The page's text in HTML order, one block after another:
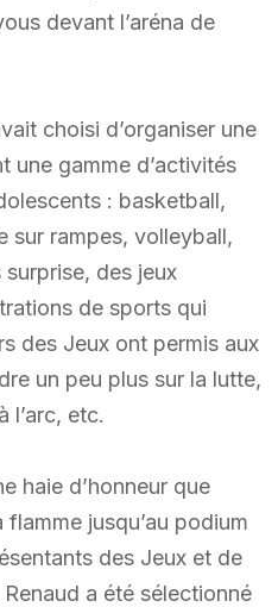
devant l’aréna de
choisi d’organiser une
une gamme d’activités
: basketball,
sur rampes, volleyball,
des jeux
de sports qui
des Jeux ont permis aux
un peu plus sur la lutte,
l’arc, etc.
haie d’honneur que
jusqu’au podium
des Jeux et de
a été sélectionné